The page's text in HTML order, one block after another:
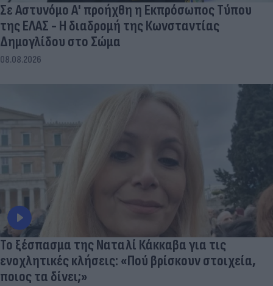
Σε Αστυνόμο Α' προήχθη η Εκπρόσωπος Τύπου
της ΕΛΑΣ - Η διαδρομή της Κωνσταντίας
Δημογλίδου στο Σώμα
08.08.2026
Το ξέσπασμα της Ναταλί Κάκκαβα για τις
ενοχλητικές κλήσεις: «Πού βρίσκουν στοιχεία,
ποιος τα δίνει;»